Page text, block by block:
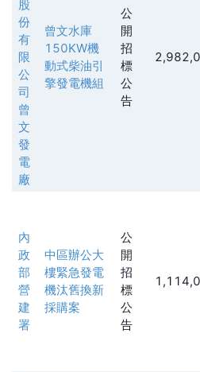
股
份
有
限
公
司
曾
文
發
電
廠
曾文水庫
150KW機
動式柴油引
擎發電機組
公
開
招
標
公
告
內
政
部
營
建
署
中區辦公大
樓緊急發電
機汰舊換新
採購案
公
開
招
標
公
告